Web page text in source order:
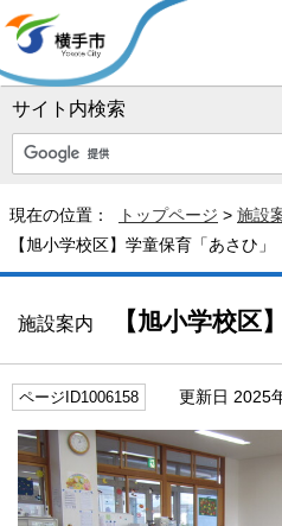
サイト内検索
現在の位置： トップページ > 施設
【旭小学校区】学童保育「あさひ」
施設案内 【旭小学校区
ページID1006158 更新日 2025